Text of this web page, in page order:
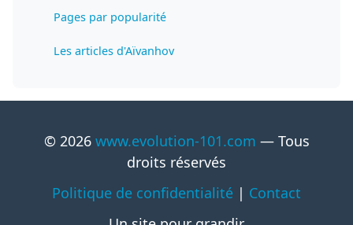
Pages par popularité
Les articles d'Aïvanhov
© 2026 www.evolution-101.com — Tous
droits réservés
Politique de confidentialité | Contact